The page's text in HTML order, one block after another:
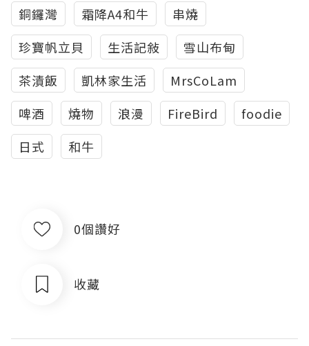
銅鑼灣
霜降A4和牛
串燒
珍寶帆立貝
生活記敍
雪山布甸
茶漬飯
凱林家生活
MrsCoLam
啤酒
燒物 浪漫 FireBird
foodie
日式
和牛
0個讚好
收藏